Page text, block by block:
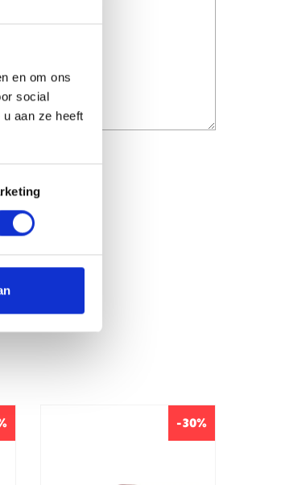
en om ons
social
aan ze heeft
-30%